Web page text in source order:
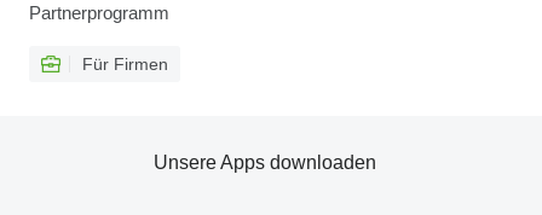
Partnerprogramm
Für Firmen
Unsere Apps downloaden